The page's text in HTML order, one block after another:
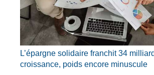
L’épargne solidaire franchit 34
croissance, poids encore minuscule